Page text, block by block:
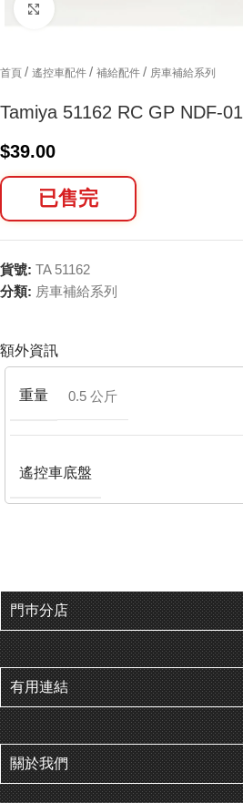
首頁 / 遙控車配件 / 補給配件 / 房車補給系列
Tamiya 51162 RC GP NDF-
$39.00
已售完
貨號: TA 51162
分類: 房車補給系列
額外資訊
重量 0.5 公斤
遙控車底盤
門巿分店
有用連結
關於我們